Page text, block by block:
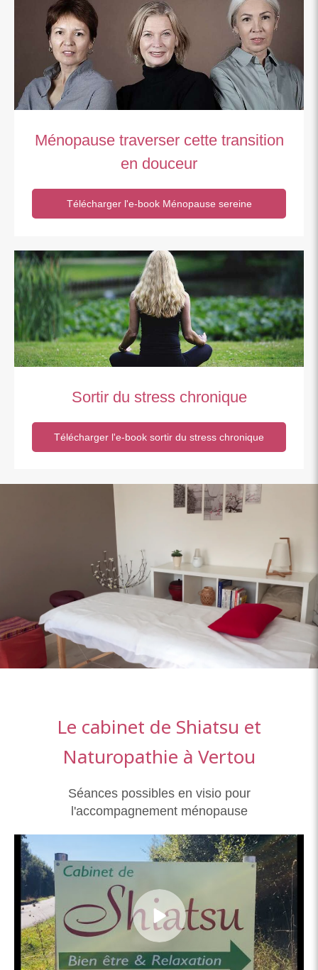
Ménopause traverser cette transition
en douceur
Télécharger l'e-book Ménopause sereine
Sortir du stress chronique
Télécharger l'e-book sortir du stress chronique
Le cabinet de Shiatsu et
Naturopathie à Vertou
Séances possibles en visio pour
l'accompagnement ménopause